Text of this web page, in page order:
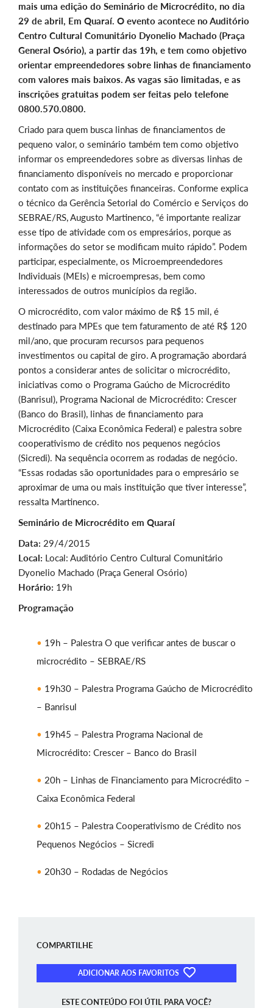
mais uma edição do Seminário de Microcrédito, no dia
29 de abril, Em Quaraí. O evento acontece no Auditório
Centro Cultural Comunitário Dyonelio Machado (Praça
General Osório), a partir das 19h, e tem como objetivo
orientar empreendedores sobre linhas de financiamento
com valores mais baixos. As vagas são limitadas, e as
inscrições gratuitas podem ser feitas pelo telefone
0800.570.0800.
Criado para quem busca linhas de financiamentos de
pequeno valor, o seminário também tem como objetivo
informar os empreendedores sobre as diversas linhas de
financiamento disponíveis no mercado e proporcionar
contato com as instituições financeiras. Conforme explica
o técnico da Gerência Setorial do Comércio e Serviços do
SEBRAE/RS, Augusto Martinenco, “é importante realizar
esse tipo de atividade com os empresários, porque as
informações do setor se modificam muito rápido”. Podem
participar, especialmente, os Microempreendedores
Individuais (MEIs) e microempresas, bem como
interessados de outros municípios da região.
O microcrédito, com valor máximo de R$ 15 mil, é
destinado para MPEs que tem faturamento de até R$ 120
mil/ano, que procuram recursos para pequenos
investimentos ou capital de giro. A programação abordará
pontos a considerar antes de solicitar o microcrédito,
iniciativas como o Programa Gaúcho de Microcrédito
(Banrisul), Programa Nacional de Microcrédito: Crescer
(Banco do Brasil), linhas de financiamento para
Microcrédito (Caixa Econômica Federal) e palestra sobre
cooperativismo de crédito nos pequenos negócios
(Sicredi). Na sequência ocorrem as rodadas de negócio.
“Essas rodadas são oportunidades para o empresário se
aproximar de uma ou mais instituição que tiver interesse”,
ressalta Martinenco.
Seminário de Microcrédito em Quaraí
Data: 29/4/2015
Local: Local: Auditório Centro Cultural Comunitário
Dyonelio Machado (Praça General Osório)
Horário: 19h
Programação
19h – Palestra O que verificar antes de buscar o
microcrédito – SEBRAE/RS
19h30 – Palestra Programa Gaúcho de Microcrédito
– Banrisul
19h45 – Palestra Programa Nacional de
Microcrédito: Crescer – Banco do Brasil
20h – Linhas de Financiamento para Microcrédito –
Caixa Econômica Federal
20h15 – Palestra Cooperativismo de Crédito nos
Pequenos Negócios – Sicredi
20h30 – Rodadas de Negócios
COMPARTILHE
ADICIONAR AOS FAVORITOS
ESTE CONTEÚDO FOI ÚTIL PARA VOCÊ?